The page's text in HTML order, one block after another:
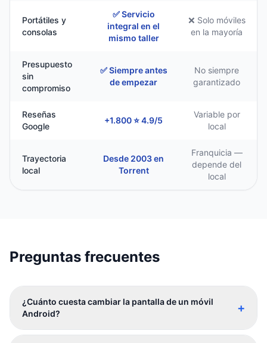
Portátiles y
consolas
✅ Servicio
integral en el
mismo taller
❌ Solo móviles
en la mayoría
Presupuesto
sin
compromiso
✅ Siempre antes
de empezar
No siempre
garantizado
Reseñas
Google
+1.800 ⭐ 4.9/5
Variable por
local
Trayectoria
local
Desde 2003 en
Torrent
Franquicia —
depende del
local
Preguntas frecuentes
¿Cuánto cuesta cambiar la pantalla de un móvil
Android?
+